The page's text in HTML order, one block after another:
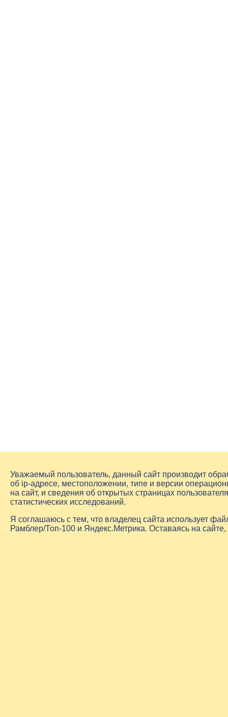
Уважаемый пользователь, данный сайт производит
об ip-адресе, местоположении, типе и версии
на сайт, и сведения об открытых страницах
статистических исследований.
Я соглашаюсь с тем, что владелец сайта использует
Рамблер/Топ-100 и Яндекс.Метрика. Оставаясь на